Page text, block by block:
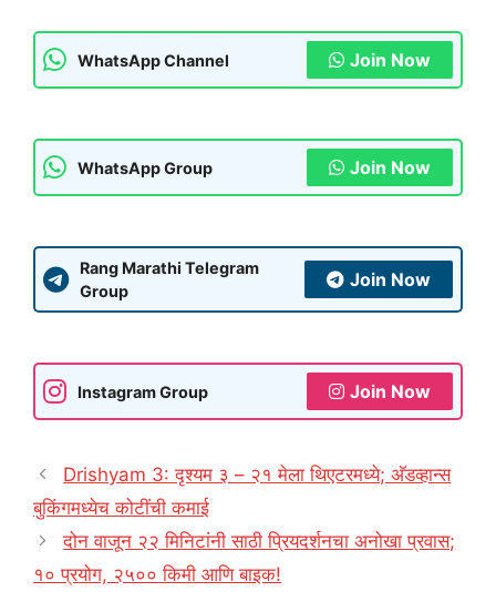
WhatsApp Channel Join Now
WhatsApp Group Join Now
Rang Marathi Telegram
Group
Join Now
Instagram Group Join Now
Drishyam 3: दृश्यम ३ – २१ मेला थिएटरमध्ये; अ‍ॅडव्हान्स
बुकिंगमध्येच कोटींची कमाई
दोन वाजून २२ मिनिटांनी साठी प्रियदर्शनचा अनोखा प्रवास;
१० प्रयोग, २५०० किमी आणि बाइक!